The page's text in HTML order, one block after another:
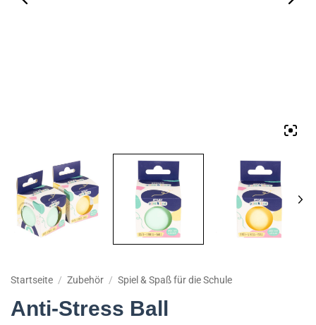
Startseite / Zubehör / Spiel & Spaß für die Schule
Anti-Stress Ball